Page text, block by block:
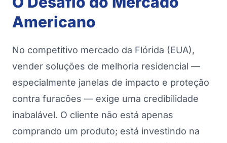
Americano
No competitivo mercado da Flórida (EUA),
vender soluções de melhoria residencial —
especialmente janelas de impacto e proteção
contra furacões — exige uma credibilidade
inabalável. O cliente não está apenas
comprando um produto; está investindo na